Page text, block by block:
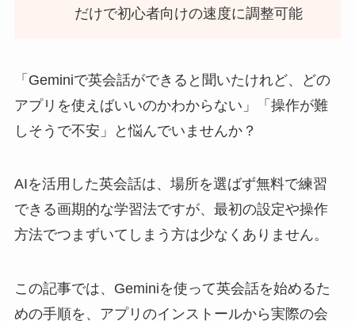
だけで初心者向けの速度に調整可能
「Geminiで英会話ができると聞いたけれど、どの
アプリを使えばいいのかわからない」「操作が難
しそうで不安」と悩んでいませんか？
AIを活用した英会話は、場所を選ばず無料で練習
できる画期的な学習法ですが、最初の設定や操作
方法でつまずいてしまう方は少なくありません。
この記事では、Geminiを使って英会話を始めるた
めの手順を、アプリのインストールから実際の会